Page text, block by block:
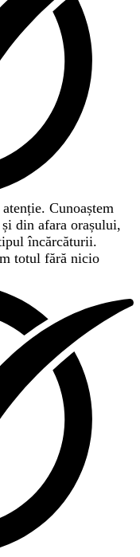
Cunoaștem
din afara orașului,
încărcăturii.
totul fără nicio